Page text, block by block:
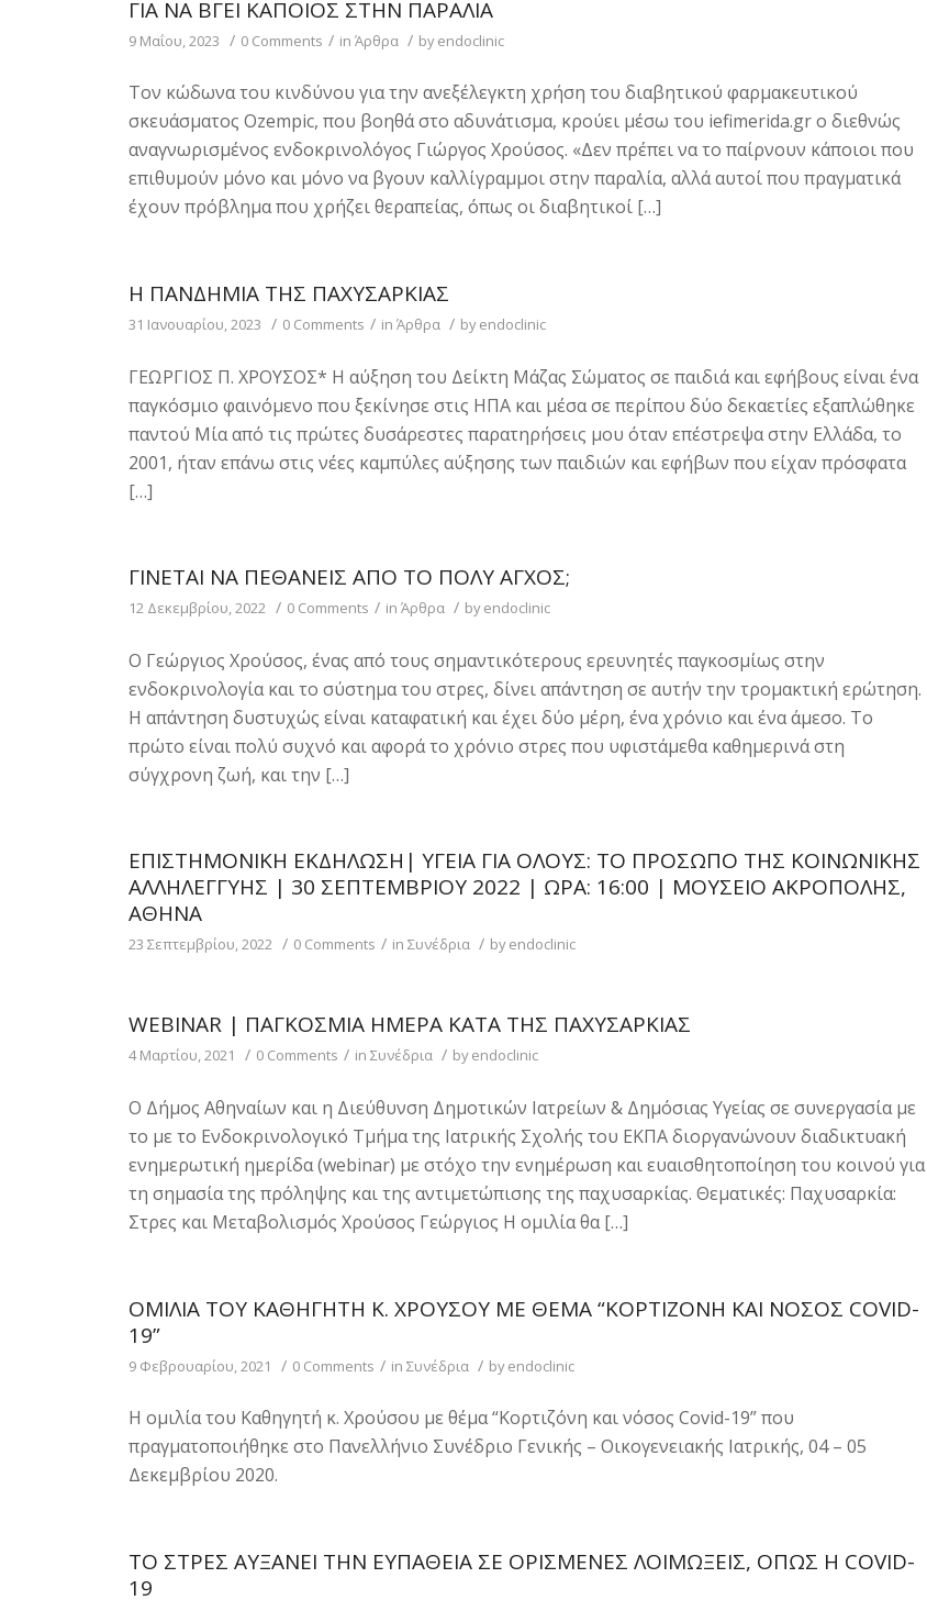
ΓΙΑ ΝΑ ΒΓΕΙ ΚΆΠΟΙΟΣ ΣΤΗΝ ΠΑΡΑΛΊΑ
9 Μαΐου, 2023 / 0 Comments / inΆρθρα / byendoclinic
Τον κώδωνα του κινδύνου για την ανεξέλεγκτη χρήση του διαβητικού φαρμακευτικού
σκευάσματος Ozempic, που βοηθά στο αδυνάτισμα, κρούει μέσω του iefimerida.gr ο διεθνώς
αναγνωρισμένος ενδοκρινολόγος Γιώργος Χρούσος. «Δεν πρέπει να το παίρνουν κάποιοι που
επιθυμούν μόνο και μόνο να βγουν καλλίγραμμοι στην παραλία, αλλά αυτοί που πραγματικά
έχουν πρόβλημα που χρήζει θεραπείας, όπως οι διαβητικοί […]
Η ΠΑΝΔΗΜΊΑ ΤΗΣ ΠΑΧΥΣΑΡΚΊΑΣ
31 Ιανουαρίου, 2023 / 0 Comments / inΆρθρα / byendoclinic
ΓΕΩΡΓΙΟΣ Π. ΧΡΟΥΣΟΣ* Η αύξηση του Δείκτη Μάζας Σώματος σε παιδιά και εφήβους είναι ένα
παγκόσμιο φαινόμενο που ξεκίνησε στις ΗΠΑ και μέσα σε περίπου δύο δεκαετίες εξαπλώθηκε
παντού Μία από τις πρώτες δυσάρεστες παρατηρήσεις μου όταν επέστρεψα στην Ελλάδα, το
2001, ήταν επάνω στις νέες καμπύλες αύξησης των παιδιών και εφήβων που είχαν πρόσφατα
[…]
ΓΊΝΕΤΑΙ ΝΑ ΠΕΘΆΝΕΙΣ ΑΠΌ ΤΟ ΠΟΛΎ ΆΓΧΟΣ;
12 Δεκεμβρίου, 2022 / 0 Comments / inΆρθρα / byendoclinic
Ο Γεώργιος Χρούσος, ένας από τους σημαντικότερους ερευνητές παγκοσμίως στην
ενδοκρινολογία και το σύστημα του στρες, δίνει απάντηση σε αυτήν την τρομακτική ερώτηση.
Η απάντηση δυστυχώς είναι καταφατική και έχει δύο μέρη, ένα χρόνιο και ένα άμεσο. Το
πρώτο είναι πολύ συχνό και αφορά το χρόνιο στρες που υφιστάμεθα καθημερινά στη
σύγχρονη ζωή, και την […]
ΕΠΙΣΤΗΜΟΝΙΚΉ ΕΚΔΉΛΩΣΗ| ΥΓΕΊΑ ΓΙΑ ΌΛΟΥΣ: ΤΟ ΠΡΌΣΩΠΟ ΤΗΣ ΚΟΙΝΩΝΙΚΉΣ
ΑΛΛΗΛΕΓΓΎΗΣ | 30 ΣΕΠΤΕΜΒΡΊΟΥ 2022 | ΏΡΑ: 16:00 | ΜΟΥΣΕΊΟ ΑΚΡΌΠΟΛΗΣ,
ΑΘΉΝΑ
23 Σεπτεμβρίου, 2022 / 0 Comments / inΣυνέδρια / byendoclinic
WEBINAR | ΠΑΓΚΌΣΜΙΑ ΗΜΈΡΑ ΚΑΤΆ ΤΗΣ ΠΑΧΥΣΑΡΚΊΑΣ
4 Μαρτίου, 2021 / 0 Comments / inΣυνέδρια / byendoclinic
Ο Δήμος Αθηναίων και η Διεύθυνση Δημοτικών Ιατρείων & Δημόσιας Υγείας σε συνεργασία με
το με το Ενδοκρινολογικό Τμήμα της Ιατρικής Σχολής του ΕΚΠΑ διοργανώνουν διαδικτυακή
ενημερωτική ημερίδα (webinar) με στόχο την ενημέρωση και ευαισθητοποίηση του κοινού για
τη σημασία της πρόληψης και της αντιμετώπισης της παχυσαρκίας. Θεματικές: Παχυσαρκία:
Στρες και Μεταβολισμός Χρούσος Γεώργιος Η ομιλία θα […]
OΜΙΛΊΑ ΤΟΥ ΚΑΘΗΓΗΤΉ Κ. ΧΡΟΎΣΟΥ ΜΕ ΘΈΜΑ “ΚΟΡΤΙΖΌΝΗ ΚΑΙ ΝΌΣΟΣ COVID-
19”
9 Φεβρουαρίου, 2021 / 0 Comments / inΣυνέδρια / byendoclinic
Η ομιλία του Καθηγητή κ. Χρούσου με θέμα “Κορτιζόνη και νόσος Covid-19” που
πραγματοποιήθηκε στο Πανελλήνιο Συνέδριο Γενικής – Οικογενειακής Ιατρικής, 04 – 05
Δεκεμβρίου 2020.
ΤΟ ΣΤΡΕΣ ΑΥΞΆΝΕΙ ΤΗΝ ΕΥΠΆΘΕΙΑ ΣΕ ΟΡΙΣΜΈΝΕΣ ΛΟΙΜΏΞΕΙΣ, ΌΠΩΣ Η COVID-
19